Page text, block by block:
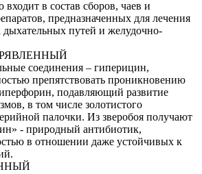
в состав сборов, чаев и
предназначенных для лечения
дыхательных путей и желудочно-
соединения – гиперицин,
препятствовать проникновению
подавляющий развитие
в том числе золотистого
палочки. Из зверобоя получают
- природный антибиотик,
в отношении даже устойчивых к